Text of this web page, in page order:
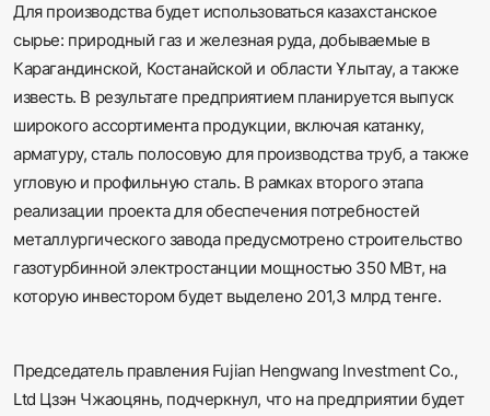
Для производства будет использоваться казахстанское
сырье: природный газ и железная руда, добываемые в
Карагандинской, Костанайской и области Ұлытау, а также
известь. В результате предприятием планируется выпуск
широкого ассортимента продукции, включая катанку,
арматуру, сталь полосовую для производства труб, а также
угловую и профильную сталь. В рамках второго этапа
реализации проекта для обеспечения потребностей
металлургического завода предусмотрено строительство
газотурбинной электростанции мощностью 350 МВт, на
которую инвестором будет выделено 201,3 млрд тенге.
Председатель правления Fujian Hengwang Investment Co.,
Ltd Цзэн Чжаоцянь, подчеркнул, что на предприятии будет